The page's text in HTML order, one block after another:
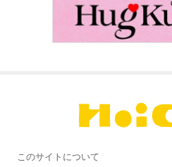
このサイトについて